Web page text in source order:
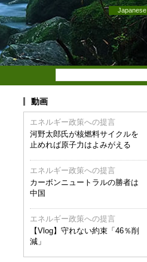
Japanese
動画
エネルギー政策への提言
河野太郎氏が核燃料サイクルを
止めれば原子力はよみがえる
エネルギー政策への提言
カーボンニュートラルの勝者は
中国
エネルギー政策への提言
【Vlog】守れない約束「46％削
減」